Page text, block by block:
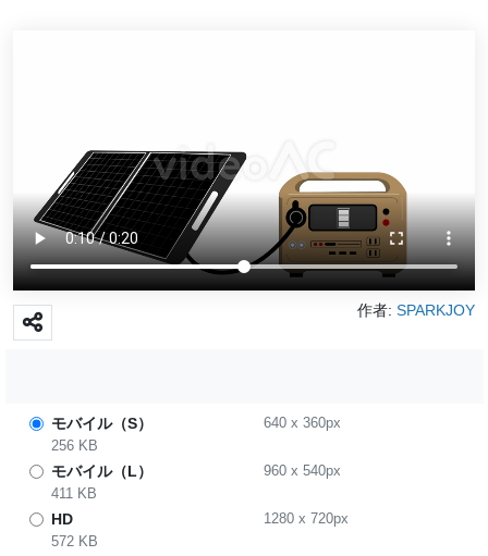
作者: SPARKJOY
モバイル（S） 640x 360px
256 KB
モバイル（L） 960x 540px
411 KB
HD 1280x 720px
572 KB